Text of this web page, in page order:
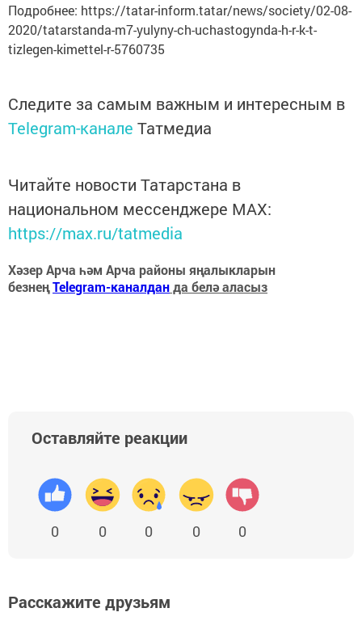
Подробнее: https://tatar-inform.tatar/news/society/02-08-
2020/tatarstanda-m7-yulyny-ch-uchastogynda-h-r-k-t-
tizlegen-kimettel-r-5760735
Следите за самым важным и интересным в
Telegram-канале Татмедиа
Читайте новости Татарстана в
национальном мессенджере MАХ:
https://max.ru/tatmedia
Хәзер Арча һәм Арча районы яңалыкларын
безнеңTelegram-каналданда белә аласыз
Оставляйте реакции
0 0 0 0 0
Расскажите друзьям